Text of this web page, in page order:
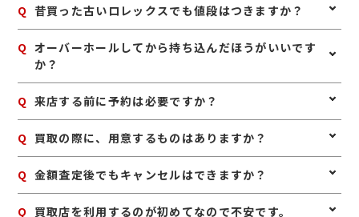
っていないロレックスがあれば、お気軽にお持ちくださ
い。
A はい、傷や使用感があるロレックスでも査定可能です。
があります。無理に磨かず、そのままお持ちいただくの
がおすすめです。
Q 昔買った古いロレックスでも値段はつきますか？
A はい、古いロレックスでも人気モデルや希少性のあるも
のは高く評価される場合があります。製造年が古くても
Q オーバーホールしてから持ち込んだほうがいいです
か？
A 無理にオーバーホールや修理をしてからお持ち込みいた
がおすすめです。状態を確認したうえでご案内いたしま
す。
Q 来店する前に予約は必要ですか？
A 予約は必要ありませんのでいつでもお越しいただけます
すとスムーズにご案内できます。
Q 買取の際に、用意するものはありますか？
A はい。身分証明書(運転免許証、マイナンバーカード、
Q 金額査定後でもキャンセルはできますか？
A お値段にご満足いただけない場合は、もちろんキャンセ
Q 買取店を利用するのが初めてなので不安です。